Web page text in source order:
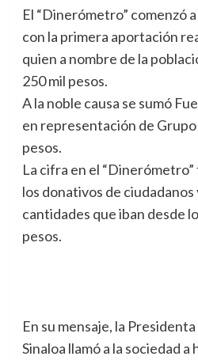
El “Dinerómetro” comenzó
con la primera aportación
quien a nombre de la
250 mil pesos.
A la noble causa se sumó
en representación de
pesos.
La cifra en el
los donativos de
cantidades que iban desde
pesos.
En su mensaje, la
Sinaloa llamó a la sociedad